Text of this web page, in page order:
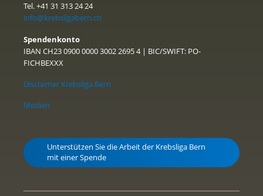
Tel. +41 31 313 24 24
info@krebsligabern.ch
Spendenkonto
IBAN CH23 0900 0000 3002 2695 4 | BIC/SWIFT: PO-
FICHBEXXX
Disclaimer Krebsliga Bern
Medien
Unterstützen Sie die Arbeit der Krebsliga Bern
mit einer Spende